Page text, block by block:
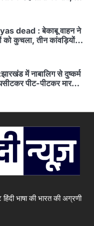
dead : बेकाबू वाहन ने
को कुचला, तीन कांवड़ियों
में नाबालिग से दुष्कर्म
पीट-पीटकर मार
भारत भेज रहा सामान,
विधायक Uma
में निधन, मुख्यमंत्री
Rain : सौ साल पुराना
भाषा की भारत की अग्रणी